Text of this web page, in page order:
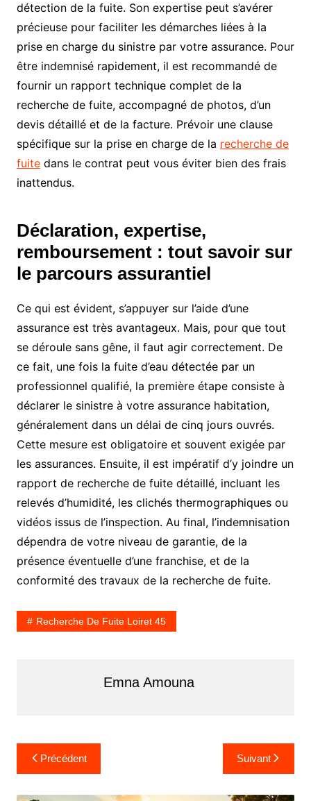
détection de la fuite. Son expertise peut s’avérer
précieuse pour faciliter les démarches liées à la
prise en charge du sinistre par votre assurance. Pour
être indemnisé rapidement, il est recommandé de
fournir un rapport technique complet de la
recherche de fuite, accompagné de photos, d’un
devis détaillé et de la facture. Prévoir une clause
spécifique sur la prise en charge de la recherche de
fuitedans le contrat peut vous éviter bien des frais
inattendus.
Déclaration, expertise,
remboursement : tout savoir sur
le parcours assurantiel
Ce qui est évident, s’appuyer sur l’aide d’une
assurance est très avantageux. Mais, pour que tout
se déroule sans gêne, il faut agir correctement. De
ce fait, une fois la fuite d’eau détectée par un
professionnel qualifié, la première étape consiste à
déclarer le sinistre à votre assurance habitation,
généralement dans un délai de cinq jours ouvrés.
Cette mesure est obligatoire et souvent exigée par
les assurances. Ensuite, il est impératif d’y joindre un
rapport de recherche de fuite détaillé, incluant les
relevés d’humidité, les clichés thermographiques ou
vidéos issus de l’inspection. Au final, l’indemnisation
dépendra de votre niveau de garantie, de la
présence éventuelle d’une franchise, et de la
conformité des travaux de la recherche de fuite.
Recherche De Fuite Loiret 45
Emna Amouna
Navigation
de
l’article
Précédent Suivant